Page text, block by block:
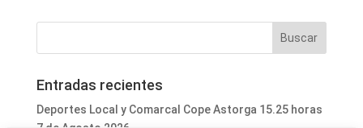
Entradas recientes
Deportes Local y Comarcal Cope Astorga 15.25 horas